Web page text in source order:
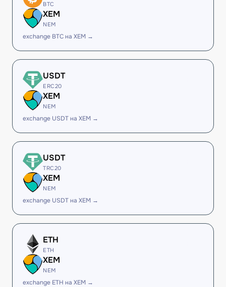
BTC
XEM
NEM
exchange BTC на XEM →
USDT
ERC20
XEM
NEM
exchange USDT на XEM →
USDT
TRC20
XEM
NEM
exchange USDT на XEM →
ETH
ETH
XEM
NEM
exchange ETH на XEM →